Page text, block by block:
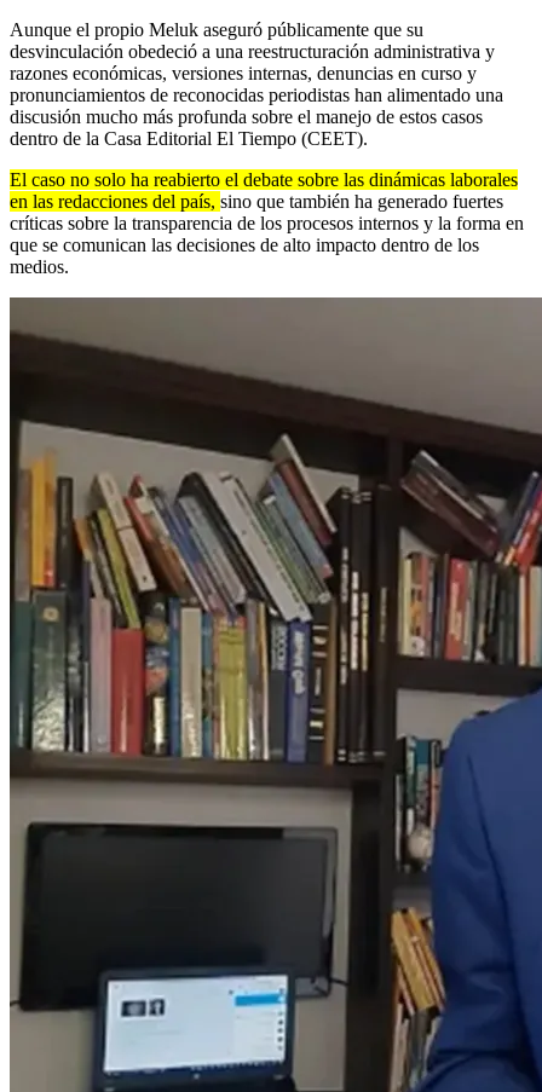
Aunque el propio Meluk aseguró públicamente que su
desvinculación obedeció a una reestructuración administrativa y
razones económicas, versiones internas, denuncias en curso y
pronunciamientos de reconocidas periodistas han alimentado una
discusión mucho más profunda sobre el manejo de estos casos
dentro de la Casa Editorial El Tiempo (CEET).
El caso no solo ha reabierto el debate sobre las dinámicas laborales
en las redacciones del país, sino que también ha generado fuertes
críticas sobre la transparencia de los procesos internos y la forma en
que se comunican las decisiones de alto impacto dentro de los
medios.